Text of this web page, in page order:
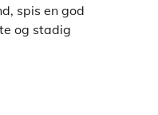
spis en god
og stadig